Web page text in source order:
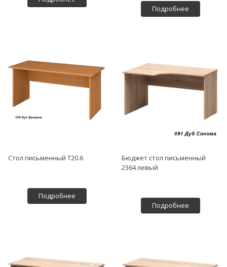
Подробнее
Стол письменный Т20.6
Подробнее
Бюджет стол письменный
2364 левый
Подробнее